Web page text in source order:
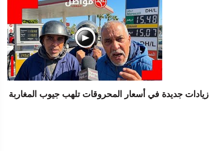
زيادات جديدة في أسعار المحروقات تلهب جيوب المغاربة